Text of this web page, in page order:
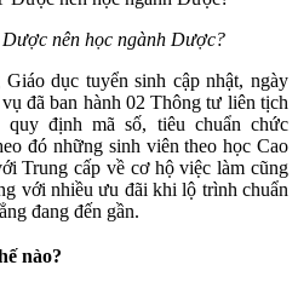
nên học ngành Dược?
dục tuyển sinh cập nhật, ngày
đã ban hành 02 Thông tư liên tịch
quy định mã số, tiêu chuẩn chức
đó những sinh viên theo học Cao
Trung cấp về cơ hộ việc làm cũng
với nhiều ưu đãi khi lộ trình chuẩn
đang đến gần.
nào?